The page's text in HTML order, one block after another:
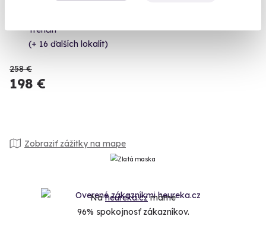
Trenčín
(+ 16 ďalších lokalít)
258 €
198 €
Zobraziť zážitky na mape
Naheureka.czmáme
96% spokojnosť zákazníkov.